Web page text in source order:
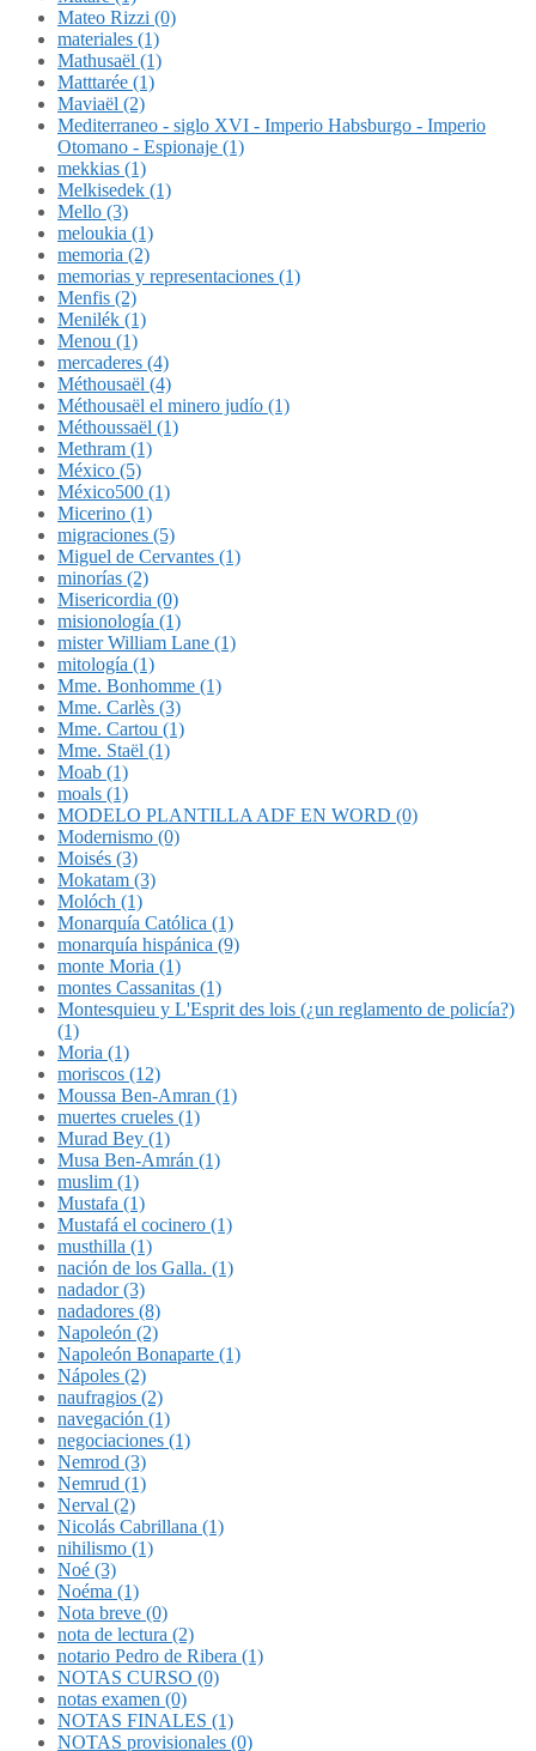
Mateo Rizzi (0)
materiales (1)
Mathusaël (1)
Matttarée (1)
Maviaël (2)
Mediterraneo - siglo XVI - Imperio Habsburgo - Imperio
Otomano - Espionaje (1)
mekkias (1)
Melkisedek (1)
Mello (3)
meloukia (1)
memoria (2)
memorias y representaciones (1)
Menfis (2)
Menilék (1)
Menou (1)
mercaderes (4)
Méthousaël (4)
Méthousaël el minero judío (1)
Méthoussaël (1)
Methram (1)
México (5)
México500 (1)
Micerino (1)
migraciones (5)
Miguel de Cervantes (1)
minorías (2)
Misericordia (0)
misionología (1)
mister William Lane (1)
mitología (1)
Mme. Bonhomme (1)
Mme. Carlès (3)
Mme. Cartou (1)
Mme. Staël (1)
Moab (1)
moals (1)
MODELO PLANTILLA ADF EN WORD (0)
Modernismo (0)
Moisés (3)
Mokatam (3)
Molóch (1)
Monarquía Católica (1)
monarquía hispánica (9)
monte Moria (1)
montes Cassanitas (1)
Montesquieu y L'Esprit des lois (¿un reglamento de policía?)
(1)
Moria (1)
moriscos (12)
Moussa Ben-Amran (1)
muertes crueles (1)
Murad Bey (1)
Musa Ben-Amrán (1)
muslim (1)
Mustafa (1)
Mustafá el cocinero (1)
musthilla (1)
nación de los Galla. (1)
nadador (3)
nadadores (8)
Napoleón (2)
Napoleón Bonaparte (1)
Nápoles (2)
naufragios (2)
navegación (1)
negociaciones (1)
Nemrod (3)
Nemrud (1)
Nerval (2)
Nicolás Cabrillana (1)
nihilismo (1)
Noé (3)
Noéma (1)
Nota breve (0)
nota de lectura (2)
notario Pedro de Ribera (1)
NOTAS CURSO (0)
notas examen (0)
NOTAS FINALES (1)
NOTAS provisionales (0)